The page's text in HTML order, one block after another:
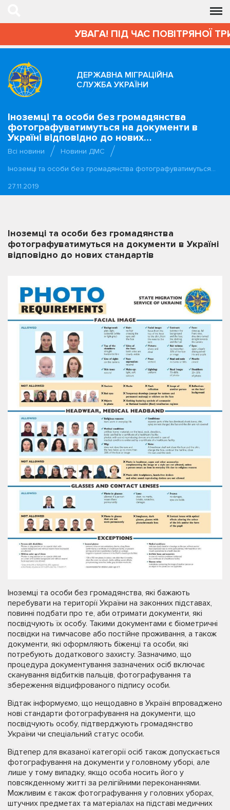
УВАГА! ПІД ЧАС ПОВІТРЯНОЇ
ДЕРЖАВНА МІГРАЦІЙНА
СЛУЖБА УКРАЇНИ
Іноземці та особи без громадянства
фотографуватимуться на документи в
Україні відповідно до нових…
Всі новини
Новини ДМС
Іноземці та особи без громадянства фотографуватимуться…
27.11.2019
Іноземці та особи без громадянства
фотографуватимуться на документи в Україні
відповідно до нових стандартів
Іноземці та особи без громадянства, які бажають
перебувати на території України на законних підставах,
повинні подбати про те, аби отримати документи, які
посвідчують їх особу. Такими документами є біометричні
посвідки на тимчасове або постійне проживання, а також
документи, які оформляють біженці та особи, які
потребують додаткового захисту. Зазначимо, що
процедура документування зазначених осіб включає
сканування відбитків пальців, фотографування та
збереження відцифрованого підпису особи.
Відтак інформуємо, що нещодавно в Україні впроваджено
нові стандарти фотографування на документи, що
посвідчують особу, підтверджують громадянство
України чи спеціальний статус особи.
Відтепер для вказаної категорії осіб також допускається
фотографування на документи у головному уборі, але
лише у тому випадку, якщо особа носить його у
повсякденному житті за релігійними переконаннями.
Можливим є також фотографування у головних уборах,
штучних предметах та матеріалах на підставі медичних